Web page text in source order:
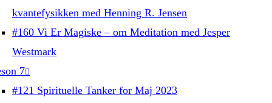
kvantefysikken med Henning R. Jensen
#160 Vi Er Magiske – om Meditation med Jesper
Westmark
7
#121 Spirituelle Tanker for Maj 2023